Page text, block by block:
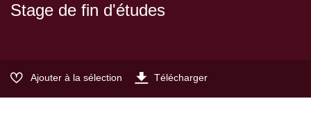
Stage de fin d'études
Ajouter à la sélection Télécharger